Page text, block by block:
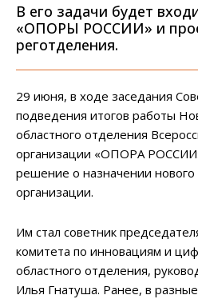
В его задачи будет
«ОПОРЫ РОССИИ» и
реготделения.
29 июня, в ходе заседания
подведения итогов работы
областного отделения
организации «ОПОРА
решение о назначении
организации.
Им стал советник
комитета по инновациям и
областного отделения,
Илья Гнатуша. Ранее, в